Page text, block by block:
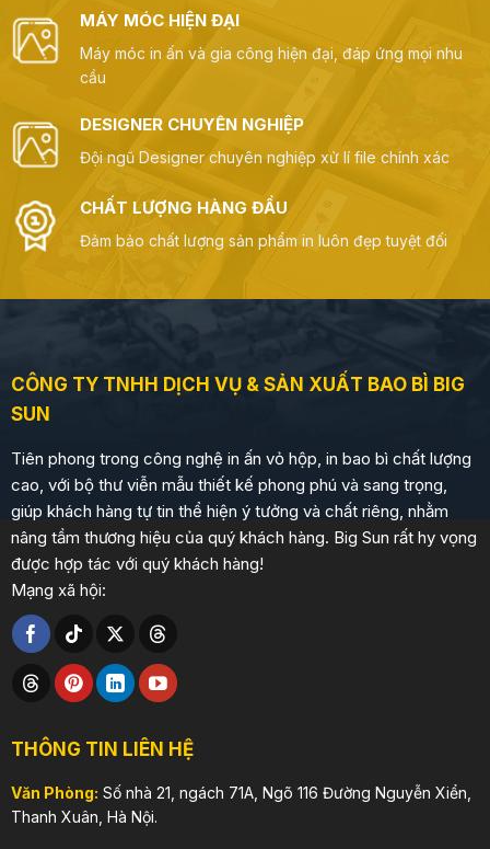
MÁY MÓC HIỆN ĐẠI
Máy móc in ấn và gia công hiện đại, đáp ứng mọi nhu
cầu
DESIGNER CHUYÊN NGHIỆP
Đội ngũ Designer chuyên nghiệp xử lí file chính xác
CHẤT LƯỢNG HÀNG ĐẦU
Đảm bảo chất lượng sản phẩm in luôn đẹp tuyệt đối
CÔNG TY TNHH DỊCH VỤ & SẢN XUẤT BAO BÌ BIG
SUN
Tiên phong trong công nghệ in ấn vỏ hộp, in bao bì chất lượng
cao, với bộ thư viễn mẫu thiết kế phong phú và sang trọng,
giúp khách hàng tự tin thể hiện ý tưởng và chất riêng, nhằm
nâng tầm thương hiệu của quý khách hàng. Big Sun rất hy vọng
được hợp tác với quý khách hàng!
Mạng xã hội:
THÔNG TIN LIÊN HỆ
Văn Phòng: Số nhà 21, ngách 71A, Ngõ 116 Đường Nguyễn Xiển,
Thanh Xuân, Hà Nội.